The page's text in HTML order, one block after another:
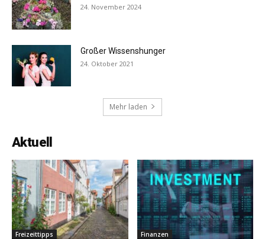
24. November 2024
Großer Wissenshunger
24. Oktober 2021
Mehr laden
Aktuell
Freizeittipps Finanzen